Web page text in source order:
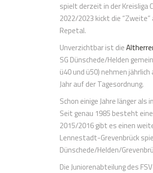
spielt derzeit in der Kreisliga
2022/2023 kickt die
Repetal.
Unverzichtbar ist die
SG Dünschede/Helden
ü40 und ü50) nehmen
Jahr auf der Tagesordnung.
Schon einige Jahre länger
Seit genau 1985 besteht
2015/2016 gibt es einen
Lennestadt-Grevenbrück
Dünschede/Helden/
Die Juniorenabteilung des